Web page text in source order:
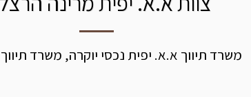
משרד תיווך א.א. יפית נכסי יוקרה, משרד